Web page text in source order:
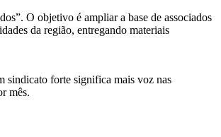
O objetivo é ampliar a base de associados
da região, entregando materiais
sindicato forte significa mais voz nas
mês.